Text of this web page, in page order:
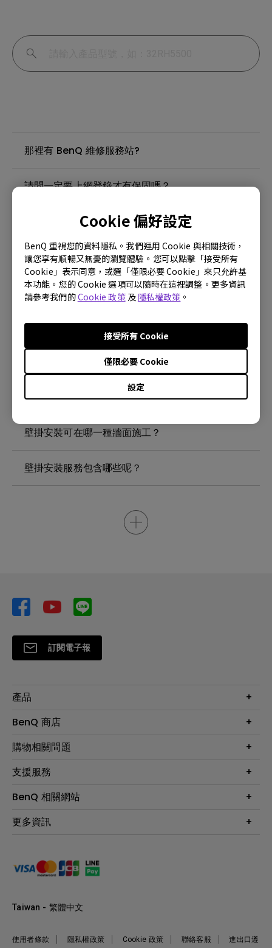
Cookie 偏好設定
BenQ 重視您的資料隱私。我們運用 Cookie 與相關技術，
讓您享有順暢又無憂的瀏覽體驗。您可以點擊「接受所有
Cookie」表示同意，或選「僅限必要 Cookie」來只允許基
本功能。您的 Cookie 選項可以隨時在這裡調整。更多資訊
請參考我們的Cookie 政策及 隱私權政策 。
設定
僅限必要 Cookie
接受所有 Cookie
那裡有 BenQ 維修服務站?
請問一定要上網登錄才有保固嗎？
為何產品裝好後，找不到保固卡呢？
請問官網的保固內容一樣嗎？要維修要找誰？
請問有提供視訊盒嗎？
我想看實機但附近沒有展示點，怎麼辦?
請問原本的電視壞掉，可以幫忙免費回收嗎？
壁掛架是哪一種？
壁掛安裝可在哪一種牆面施工？
壁掛安裝服務包含哪些呢？
訂閱電子報
產品
大型液晶
投影機
智慧照明
專業拍物視訊鏡頭
BenQ 商店
最新產品與活動
尋找銷售據點
會員綁定LINE教學
購物相關問題
第一次購物就上手
延長保固購買
贈品兌換網站首頁
支援服務
服務公告
保固條例
手冊與軟體下載
產品常見問題
BenQ 相關網站
專業商用解決方案
BenQ 大娛樂家
更多資訊
永續發展
產品碳足跡報告
明基基金會
使用者條款
隱私權政策 Cookie 政策 聯絡客服 進出口遵
Taiwan - 繁體中文